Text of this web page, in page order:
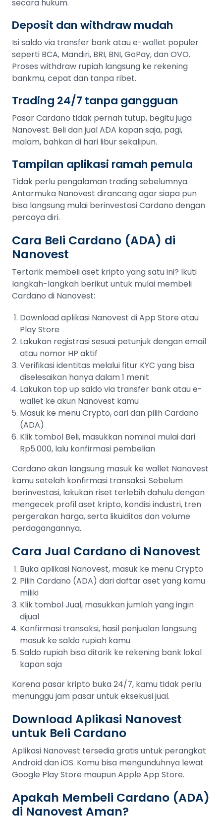
secara hukum.
Deposit dan withdraw mudah
Isi saldo via transfer bank atau e-wallet populer
seperti BCA, Mandiri, BRI, BNI, GoPay, dan OVO.
Proses withdraw rupiah langsung ke rekening
bankmu, cepat dan tanpa ribet.
Trading 24/7 tanpa gangguan
Pasar Cardano tidak pernah tutup, begitu juga
Nanovest. Beli dan jual ADA kapan saja, pagi,
malam, bahkan di hari libur sekalipun.
Tampilan aplikasi ramah pemula
Tidak perlu pengalaman trading sebelumnya.
Antarmuka Nanovest dirancang agar siapa pun
bisa langsung mulai berinvestasi Cardano dengan
percaya diri.
Cara Beli Cardano (ADA) di
Nanovest
Tertarik membeli aset kripto yang satu ini? Ikuti
langkah-langkah berikut untuk mulai membeli
Cardano di Nanovest:
Download aplikasi Nanovest di App Store atau
Play Store
Lakukan registrasi sesuai petunjuk dengan email
atau nomor HP aktif
Verifikasi identitas melalui fitur KYC yang bisa
diselesaikan hanya dalam 1 menit
Lakukan top up saldo via transfer bank atau e-
wallet ke akun Nanovest kamu
Masuk ke menu Crypto, cari dan pilih Cardano
(ADA)
Klik tombol Beli, masukkan nominal mulai dari
Rp5.000, lalu konfirmasi pembelian
Cardano akan langsung masuk ke wallet Nanovest
kamu setelah konfirmasi transaksi. Sebelum
berinvestasi, lakukan riset terlebih dahulu dengan
mengecek profil aset kripto, kondisi industri, tren
pergerakan harga, serta likuiditas dan volume
perdagangannya.
Cara Jual Cardano di Nanovest
Buka aplikasi Nanovest, masuk ke menu Crypto
Pilih Cardano (ADA) dari daftar aset yang kamu
miliki
Klik tombol Jual, masukkan jumlah yang ingin
dijual
Konfirmasi transaksi, hasil penjualan langsung
masuk ke saldo rupiah kamu
Saldo rupiah bisa ditarik ke rekening bank lokal
kapan saja
Karena pasar kripto buka 24/7, kamu tidak perlu
menunggu jam pasar untuk eksekusi jual.
Download Aplikasi Nanovest
untuk Beli Cardano
Aplikasi Nanovest tersedia gratis untuk perangkat
Android dan iOS. Kamu bisa mengunduhnya lewat
Google Play Store maupun Apple App Store.
Apakah Membeli Cardano (ADA)
di Nanovest Aman?